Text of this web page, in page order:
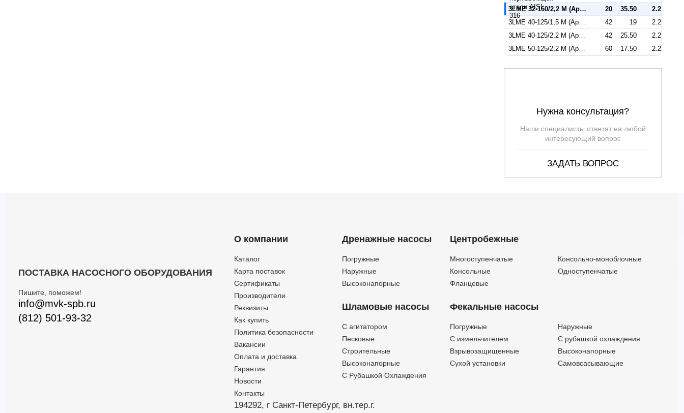
3LME 32-160/2,2 M (Артикул 1302306600)
20 35.50
2.2
3LME 40-125/1,5 M (Артикул 1322376600)
42 19
2.2
3LME 40-125/2,2 M (Артикул 1322276600)
42 25.50
2.2
3LME 50-125/2,2 M (Артикул 1332506600)
60 17.50 2.2
Нужна консультация?
Наши специалисты ответят на любой
интересующий вопрос
ЗАДАТЬ ВОПРОС
ПОСТАВКА НАСОСНОГО ОБОРУДОВАНИЯ
Пишите, поможем!
info@mvk-spb.ru
(812) 501-93-32
О компании
Каталог
Карта поставок
Сертификаты
Производители
Реквизиты
Как купить
Политика безопасности
Вакансии
Оплата и доставка
Гарантия
Новости
Контакты
Дренажные насосы
Погружные
Наружные
Высоконапорные
Шламовые насосы
C агитатором
Песковые
Строительные
Высоконапорные
С Рубашкой Охлаждения
194292, г Санкт-Петербург, вн.тер.г.
Центробежные
Многоступенчатые
Консольно-моноблочные
Консольные
Одноступенчатые
Фланцевые
Фекальные насосы
Погружные
Наружные
C измельчителем
С рубашкой охлаждения
Взрывозащищенные
Высоконапорные
Сухой установки
Самовсасывающие